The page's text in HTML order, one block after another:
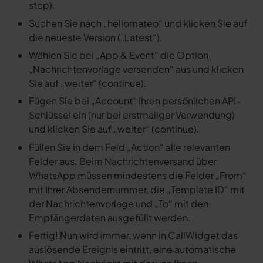
step).
Suchen Sie nach „hellomateo“ und klicken Sie auf
die neueste Version („Latest“).
Wählen Sie bei „App & Event“ die Option
„Nachrichtenvorlage versenden“ aus und klicken
Sie auf „weiter“ (continue).
Fügen Sie bei „Account“ Ihren persönlichen API-
Schlüssel ein (nur bei erstmaliger Verwendung)
und klicken Sie auf „weiter“ (continue).
Füllen Sie in dem Feld „Action“ alle relevanten
Felder aus. Beim Nachrichtenversand über
WhatsApp müssen mindestens die Felder „From“
mit Ihrer Absendernummer, die „Template ID“ mit
der Nachrichtenvorlage und „To“ mit den
Empfängerdaten ausgefüllt werden.
Fertig! Nun wird immer, wenn in CallWidget das
auslösende Ereignis eintritt, eine automatische